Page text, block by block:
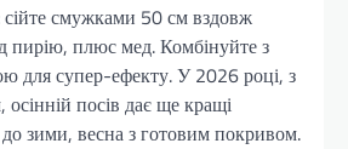
смужками 50 см вздовж
пирію, плюс мед. Комбінуйте з
для супер-ефекту. У 2026 році, з
посів дає ще кращі
зими, весна з готовим покривом.